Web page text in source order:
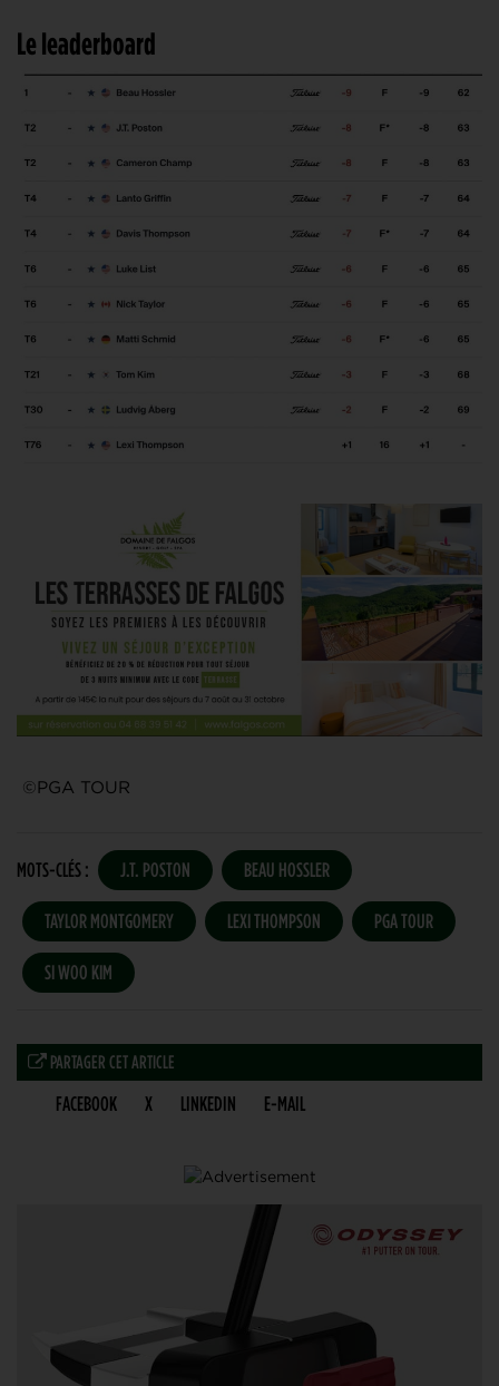
Le leaderboard
©PGA TOUR
MOTS-CLÉS : J.T. POSTON BEAU HOSSLER
TAYLOR MONTGOMERY LEXI THOMPSON PGA TOUR
SI WOO KIM
PARTAGER CET ARTICLE
FACEBOOK X LINKEDIN E-MAIL